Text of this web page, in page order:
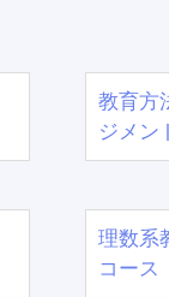
教育方
ジメン
理数系
コース